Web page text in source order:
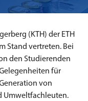
(KTH) der ETH
Stand vertreten. Bei
den Studierenden
für
von
Umweltfachleuten.